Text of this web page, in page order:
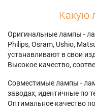
Какую
Оригинальные лампы -
Philips, Osram, Ushio,
устанавливают в свои
Высокое качество,
Совместимые лампы -
заводах, идентичные по
Оптимальное качество